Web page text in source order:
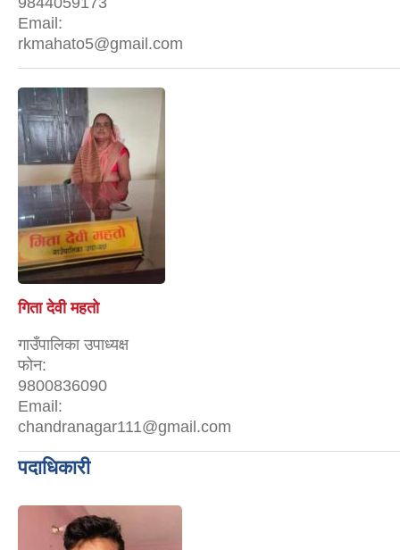
Email:
rkmahato5@gmail.com
गिता देवी महताे
गाउँपालिका उपाध्यक्ष
फोन:
9800836090
Email:
chandranagar111@gmail.com
पदाधिकारी